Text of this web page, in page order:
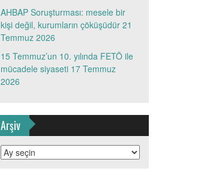
AHBAP Soruşturması: mesele bir
kişi değil, kurumların çöküşüdür 21
Temmuz 2026
15 Temmuz’un 10. yılında FETÖ ile
mücadele siyaseti 17 Temmuz
2026
Arşiv
Arşiv